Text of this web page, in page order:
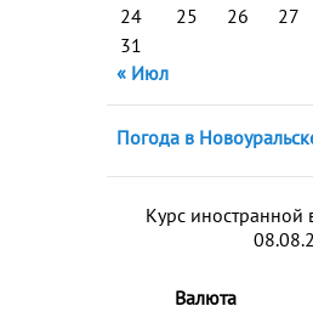
24
25 26 27
31
« Июл
Погода в
Курс
Валюта